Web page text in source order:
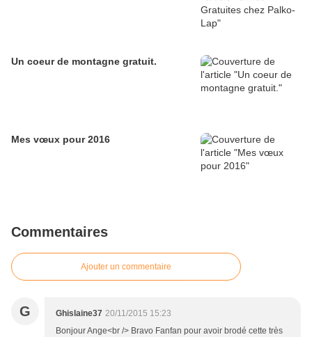
Un coeur de montagne gratuit.
Mes vœux pour 2016
Commentaires
Ajouter un commentaire
G Ghislaine37 20/11/2015 15:23
Bonjour Ange<br /> Bravo Fanfan pour avoir brodé cette très